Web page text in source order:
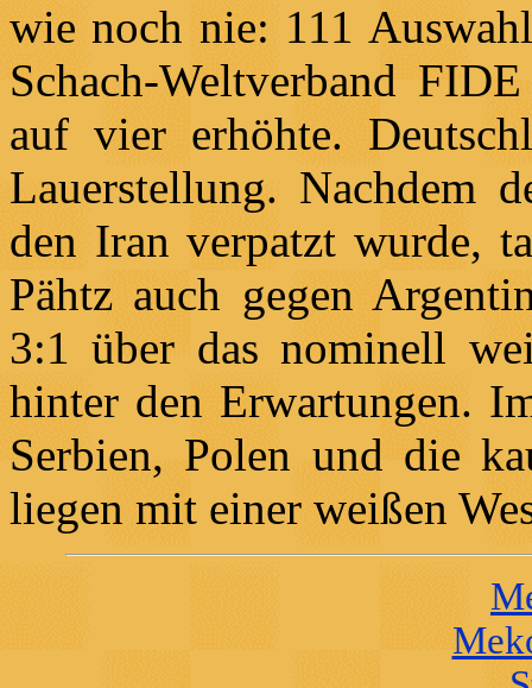
wie noch nie: 111
Schach-Weltverband
auf vier erhöhte.
Lauerstellung. Nachdem
den Iran verpatzt wurde,
Pähtz auch gegen
3:1 über das nominell
hinter den Erwartungen.
Serbien, Polen und die
liegen mit einer weißen